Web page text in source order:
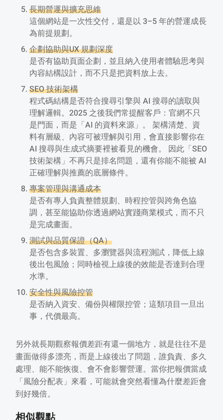
長期營運與擴充思維
這個網站是一次性交付，還是以 3–5 年的營運成長
為前提規劃。
企劃協助與UX 規劃深度
是否有協助頁面企劃，並且納入使用者體驗思考與
內容結構設計，而不只是把資料放上去。
SEO 技術架構
程式碼結構是否符合搜尋引擎與 AI 搜尋的讀取與
理解邏輯。2025 之後我們常提醒客戶：官網不只
是門面，而是「AI 的資料來源」。 架構清楚、資
料有層級、內容可被理解與引用，會直接影響你在
AI 搜尋與生成式摘要裡被看見的機會。 因此「SEO
技術架構」不再只是排名問題，還有你能不能被 AI
正確理解與推薦的底層條件。
專案管理與溝通成本
是否有專人負責整體規劃、時程控管與跨角色協
調，甚至能協助你透過網站實踐商業模式，而不只
是完成畫面。
測試與品質保證（QA）
是否包含多裝置、多瀏覽器與流程測試，降低上線
後出包風險；同時檢視上線後的效能是否達到合理
水準。
安全性與風險控管
是否納入資安、備份與權限控管；這類項目一旦出
事，代價最高。
另外就長期觀察報價差距有還一個地方，就是往往不是
畫面做得多漂亮，而是上線後出了問題，誰負責、多久
處理、能不能恢復、會不會影響營運。當你把報價當成
「風險分配表」來看，可能就會突然看懂為什麼差距會
到好幾倍。